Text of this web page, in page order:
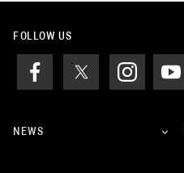
FOLLOW US
NEWS